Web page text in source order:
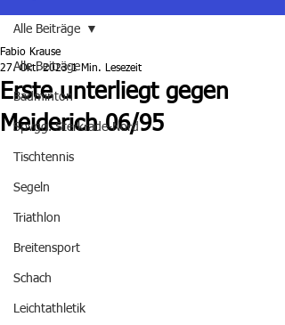
Alle Beiträge
Badminton
Spvgg. Sterkrade-Nord
Tischtennis
Segeln
Triathlon
Breitensport
Schach
Leichtathletik
Alle Beiträge
Erste unterliegt gegen
Meiderich 06/95
Fabio Krause
27. Okt. 2023 1 Min. Lesezeit